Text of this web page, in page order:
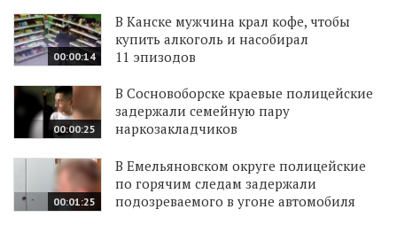
00:00:14
В Канске мужчина крал кофе, чтобы
купить алкоголь и насобирал
11 эпизодов
00:00:25
В Сосновоборске краевые полицейские
задержали семейную пару
наркозакладчиков
00:01:25
В Емельяновском округе полицейские
по горячим следам задержали
подозреваемого в угоне автомобиля